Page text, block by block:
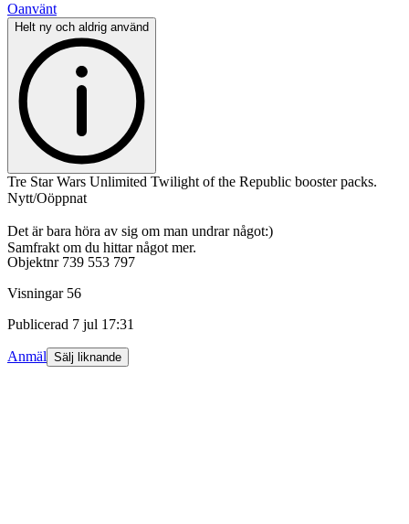
Oanvänt
Helt ny och aldrig använd
Tre Star Wars Unlimited Twilight of the Republic booster packs.
Nytt/Oöppnat
Det är bara höra av sig om man undrar något:)
Samfrakt om du hittar något mer.
Objektnr 739 553 797
Visningar 56
Publicerad 7 jul 17:31
Anmäl Sälj liknande